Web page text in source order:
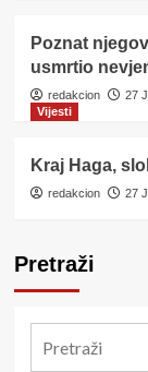
Poznat
usmrtio
redakcion
27
Vijesti
Kraj Haga,
redakcion 27
Pretraži